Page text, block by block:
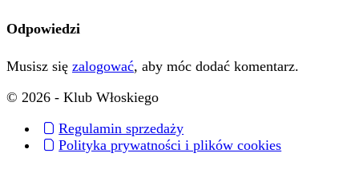
Odpowiedzi
Musisz się zalogować, aby móc dodać komentarz.
© 2026 - Klub Włoskiego
Regulamin sprzedaży
Polityka prywatności i plików cookies